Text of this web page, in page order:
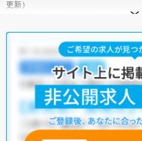
更新）
サイト上に掲載されている求人の他に、
う求人を提案させていただきます。
南河内郡千早赤阪村の言語聴覚士求
す。
積極採用中 ・残業少なめ・ 正
他の条件でも人気の求人がございま
いただくか、お気軽にお問い合わせく
全国の言語聴覚士求人から検索いただ